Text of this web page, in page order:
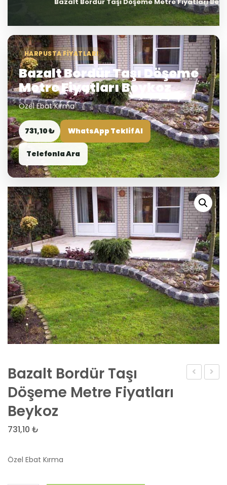
HARPUSTA FIYATLARI
Bazalt Bordür Taşı Döşeme
Metre Fiyatları Beykoz
Özel Ebat Kırma
731,10 ₺ WhatsApp Teklif Al
Telefonla Ara
Bazalt Bordür Taşı
Döşeme Metre Fiyatları
Beykoz
731,10 ₺
Özel Ebat Kırma